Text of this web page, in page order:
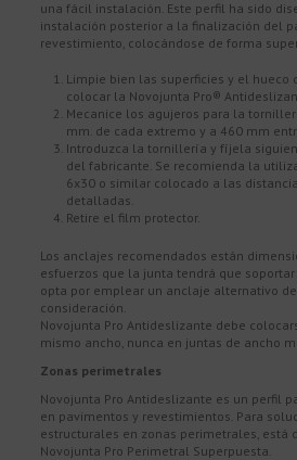
una fácil instalación. Este perfil ha sido
instalación posterior a la finalización del
revestimiento, colocándose de forma
Limpie bien las superficies y el hueco
colocar la Novojunta Pro®
Mecanice los agujeros para la
mm. de cada extremo y a 460 mm
Introduzca la tornillería y fíjela
del fabricante. Se recomienda la
6x30 o similar colocado a las
detalladas.
Retire el film protector.
Los anclajes recomendados están
esfuerzos que la junta tendrá que
opta por emplear un anclaje alternativo
consideración.
Novojunta Pro Antideslizante debe
mismo ancho, nunca en juntas de ancho
Zonas perimetrales
Novojunta Pro Antideslizante es un perfil
en pavimentos y revestimientos. Para
estructurales en zonas perimetrales, está
Novojunta Pro Perimetral Superpuesta.